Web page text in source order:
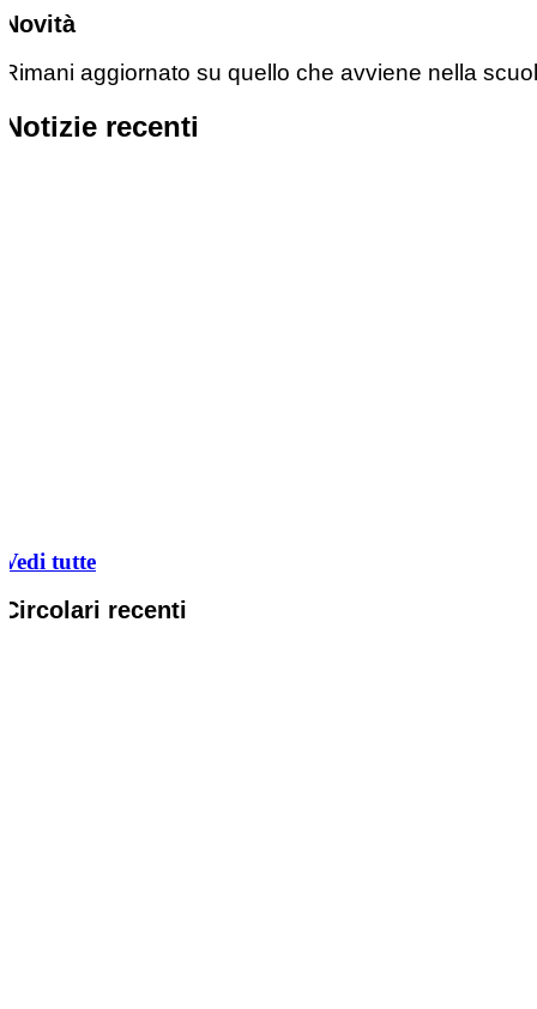
Novità
Rimani aggiornato su quello che avviene nella
Notizie recenti
Vedi tutte
Circolari recenti